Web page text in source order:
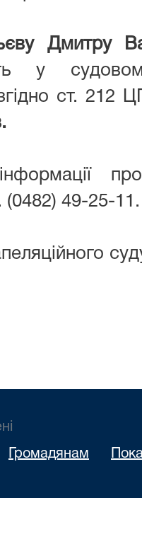
Дмитру
у
ст. 212
(0482) 49-25-11.
Громадянам